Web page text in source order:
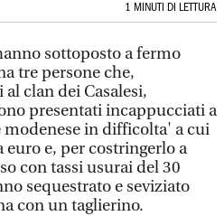
1 MINUTI DI LETTURA
sottoposto a fermo
tre persone che,
clan dei Casalesi,
presentati incappucciati a
in difficolta' a cui
euro e, per costringerlo a
con tassi usurai del 30
sequestrato e seviziato
con un taglierino.